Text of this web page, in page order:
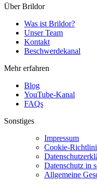
Über Brildor
Was ist Brildor?
Unser Team
Kontakt
Beschwerdekanal
Mehr erfahren
Blog
YouTube-Kanal
FAQs
Sonstiges
Impressum
Cookie-
Datenschutz in
Allgemeine